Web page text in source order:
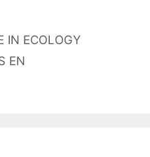
IN ECOLOGY
EN